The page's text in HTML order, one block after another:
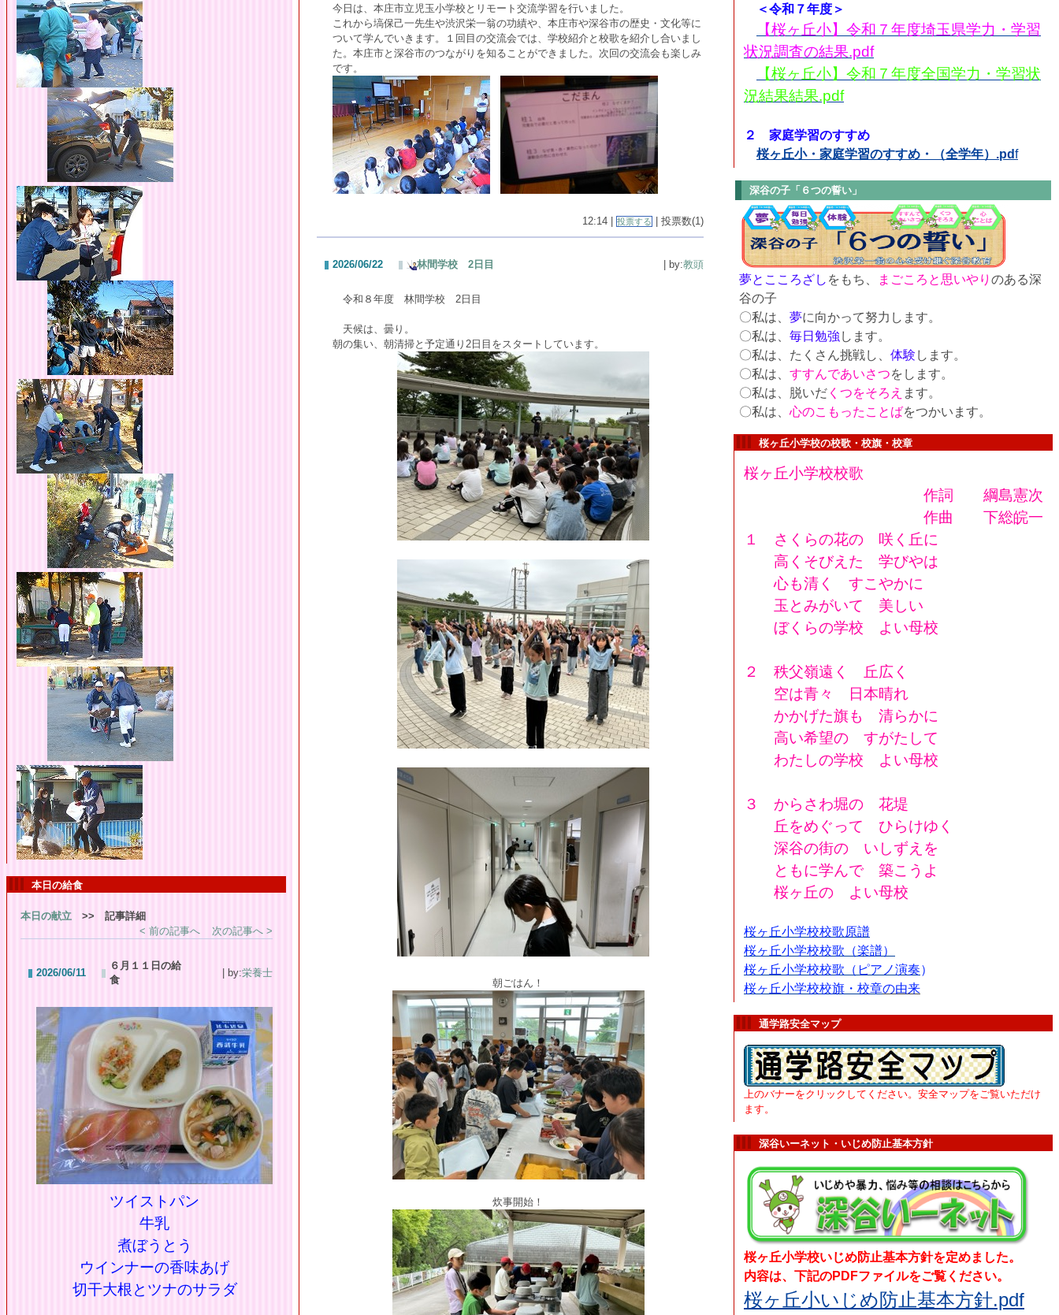
本日の給食
本日の献立 >> 記事詳細
< 前の記事へ
次の記事へ >
2026/06/11
６月１１日の給
食
| by:栄養士
ツイストパン
牛乳
煮ぼうとう
ウインナーの香味あげ
切干大根とツナのサラダ
今日は、本庄市立児玉小学校とリモート交流学習を行いました。
これから塙保己一先生や渋沢栄一翁の功績や、本庄市や深谷市の歴史・文化等に
ついて学んでいきます。１回目の交流会では、学校紹介と校歌を紹介し合いまし
た。本庄市と深谷市のつながりを知ることができました。次回の交流会も楽しみ
です。
12:14 | 投票する | 投票数(1)
2026/06/22 林間学校 2日目 | by:教頭
令和８年度 林間学校 2日目
天候は、曇り。
朝の集い、朝清掃と予定通り2日目をスタートしています。
朝ごはん！
炊事開始！
＜令和７年度＞
【桜ヶ丘小】令和７年度埼玉県学力・学習
状況調査の結果.pdf
【桜ヶ丘小】令和７年度全国学力・学習状
況結果結果.pdf
２ 家庭学習のすすめ
桜ヶ丘小・家庭学習のすすめ・（全学年）.pdf
深谷の子「６つの誓い」
夢とこころざし をもち、 まごころと思いやり のある深
谷の子
〇私は、 夢に向かって努力します。
〇私は、 毎日勉強 します。
〇私は、たくさん挑戦し、 体験 します。
〇私は、 すすんであいさつをします。
〇私は、脱いだ くつをそろえ ます。
〇私は、 心のこもった ことばをつかいます。
桜ヶ丘小学校の校歌・校旗・校章
桜ヶ丘小学校校歌
作詞 綱島憲次
作曲 下総皖一
１ さくらの花の 咲く丘に
高くそびえた 学びやは
心も清く すこやかに
玉とみがいて 美しい
ぼくらの学校 よい母校
２ 秩父嶺遠く 丘広く
空は青々 日本晴れ
かかげた旗も 清らかに
高い希望の すがたして
わたしの学校 よい母校
３ からさわ堀の 花堤
丘をめぐって ひらけゆく
深谷の街の いしずえを
ともに学んで 築こうよ
桜ヶ丘の よい母校
桜ヶ丘小学校校歌原譜
桜ヶ丘小学校校歌（楽譜）
桜ヶ丘小学校校歌（ピアノ演奏）
桜ヶ丘小学校校旗・校章の由来
通学路安全マップ
上のバナーをクリックしてください。安全マップをご覧いただけ
ます。
深谷いーネット・いじめ防止基本方針
桜ヶ丘小学校いじめ防止基本方針を定めました。
内容は、下記のPDFファイルをご覧ください。
桜ヶ丘小いじめ防止基本方針.pdf